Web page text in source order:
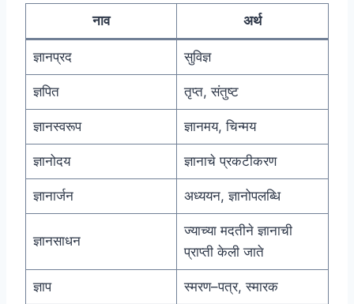
नाव अर्थ
ज्ञानप्रद सुविज्ञ
ज्ञपित तृप्त, संतुष्ट
ज्ञानस्वरूप ज्ञानमय, चिन्मय
ज्ञानोदय ज्ञानाचे प्रकटीकरण
ज्ञानार्जन अध्ययन, ज्ञानोपलब्धि
ज्ञानसाधन
ज्याच्या मदतीने ज्ञानाची
प्राप्ती केली जाते
ज्ञाप स्मरण–पत्र, स्मारक